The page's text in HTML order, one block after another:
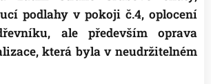
podlahy v pokoji č.4, oplocení
ale především oprava
která byla v neudržitelném